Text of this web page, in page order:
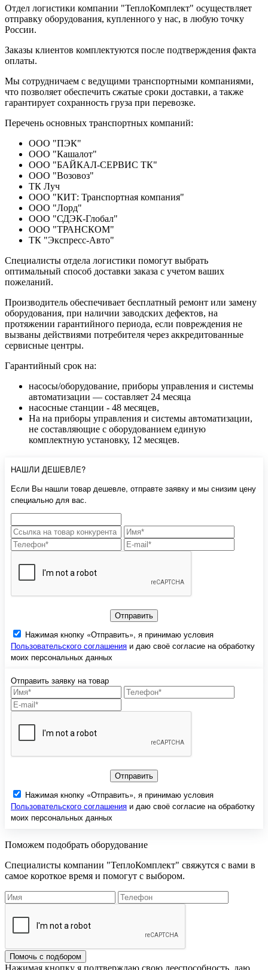
Отдел логистики компании "ТеплоКомплект" осуществляет
отправку оборудования, купленного у нас, в любую точку
России.
Заказы клиентов комплектуются после подтверждения факта
оплаты.
Мы сотрудничаем с ведущими транспортными компаниями,
что позволяет обеспечить сжатые сроки доставки, а также
гарантирует сохранность груза при перевозке.
Перечень основных транспортных компаний:
ООО "ПЭК"
ООО "Кашалот"
ООО "БАЙКАЛ-СЕРВИС ТК"
ООО "Возовоз"
ТК Луч
ООО "КИТ: Транспортная компания"
ООО "Лорд"
ООО "СДЭК-Глобал"
ООО "ТРАНСКОМ"
ТК "Экспресс-Авто"
Специалисты отдела логистики помогут выбрать
оптимальный способ доставки заказа с учетом ваших
пожеланий.
Производитель обеспечивает бесплатный ремонт или замену
оборудования, при наличии заводских дефектов, на
протяжении гарантийного периода, если повреждения не
вызваны действиями потребителя через аккредитованные
сервисные центры.
Гарантийный срок на:
насосы/оборудование, приборы управления и системы
автоматизации — составляет 24 месяца
насосные станции - 48 месяцев,
На на приборы управления и системы автоматизации,
не составляющие с оборудованием единую
комплектную установку, 12 месяцев.
НАШЛИ ДЕШЕВЛЕ?
Если Вы нашли товар дешевле, отправте заявку и мы снизим цену
специально для вас.
Отправить
Нажимая кнопку «Отправить», я принимаю условия
Пользовательского соглашения и даю своё согласие на обработку
моих персональных данных
Отправить заявку на товар
Отправить
Нажимая кнопку «Отправить», я принимаю условия
Пользовательского соглашения и даю своё согласие на обработку
моих персональных данных
Поможем подобрать оборудование
Специалисты компании "ТеплоКомплект" свяжутся с вами в
самое короткое время и помогут с выбором.
Помочь с подбором
Нажимая кнопку я подтверждаю свою дееспособность, даю